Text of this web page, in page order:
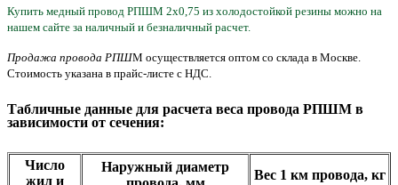
Купить медный провод РПШМ 2х0,75 из холодостойкой резины можно на
нашем сайте за наличный и безналичный расчет.
Продажа провода РПШМ осуществляется оптом со склада в Москве.
Стоимость указана в прайс-листе с НДС.
Табличные данные для расчета веса провода РПШМ в
зависимости от сечения:
Число
жил и
Наружный диаметр
Вес 1 км провода, кг